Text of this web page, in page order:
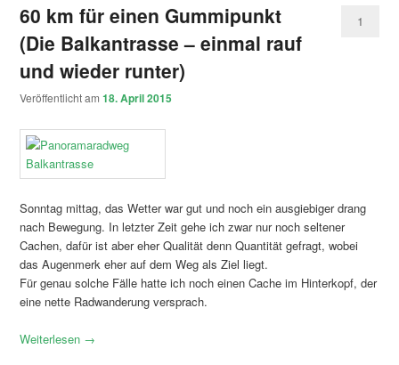
60 km für einen Gummipunkt
(Die Balkantrasse – einmal rauf
und wieder runter)
Veröffentlicht am18. April 2015
1
Sonntag mittag, das Wetter war gut und noch ein ausgiebiger drang
nach Bewegung. In letzter Zeit gehe ich zwar nur noch seltener
Cachen, dafür ist aber eher Qualität denn Quantität gefragt, wobei
das Augenmerk eher auf dem Weg als Ziel liegt.
Für genau solche Fälle hatte ich noch einen Cache im Hinterkopf, der
eine nette Radwanderung versprach.
Weiterlesen →